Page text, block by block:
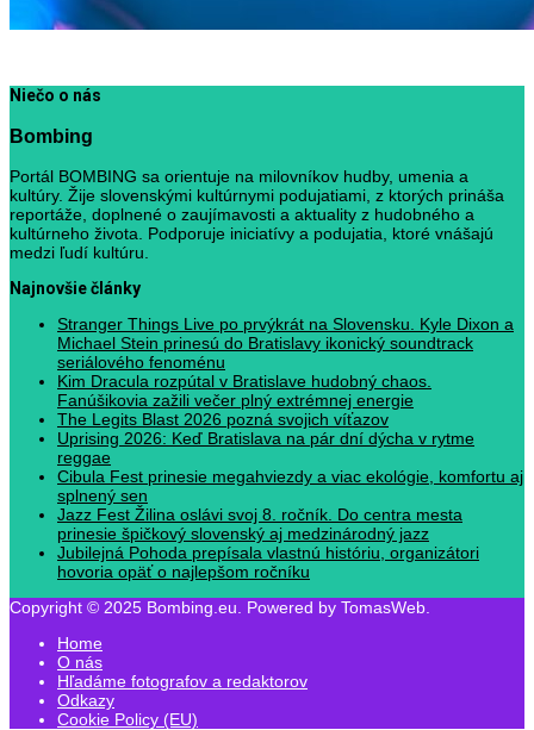
Niečo o nás
Bombing
Portál BOMBING sa orientuje na milovníkov hudby, umenia a
kultúry. Žije slovenskými kultúrnymi podujatiami, z ktorých prináša
reportáže, doplnené o zaujímavosti a aktuality z hudobného a
kultúrneho života. Podporuje iniciatívy a podujatia, ktoré vnášajú
medzi ľudí kultúru.
Najnovšie články
Stranger Things Live po prvýkrát na Slovensku. Kyle Dixon a
Michael Stein prinesú do Bratislavy ikonický soundtrack
seriálového fenoménu
Kim Dracula rozpútal v Bratislave hudobný chaos.
Fanúšikovia zažili večer plný extrémnej energie
The Legits Blast 2026 pozná svojich víťazov
Uprising 2026: Keď Bratislava na pár dní dýcha v rytme
reggae
Cibula Fest prinesie megahviezdy a viac ekológie, komfortu aj
splnený sen
Jazz Fest Žilina oslávi svoj 8. ročník. Do centra mesta
prinesie špičkový slovenský aj medzinárodný jazz
Jubilejná Pohoda prepísala vlastnú históriu, organizátori
hovoria opäť o najlepšom ročníku
Copyright © 2025 Bombing.eu. Powered by TomasWeb.
Home
O nás
Hľadáme fotografov a redaktorov
Odkazy
Cookie Policy (EU)